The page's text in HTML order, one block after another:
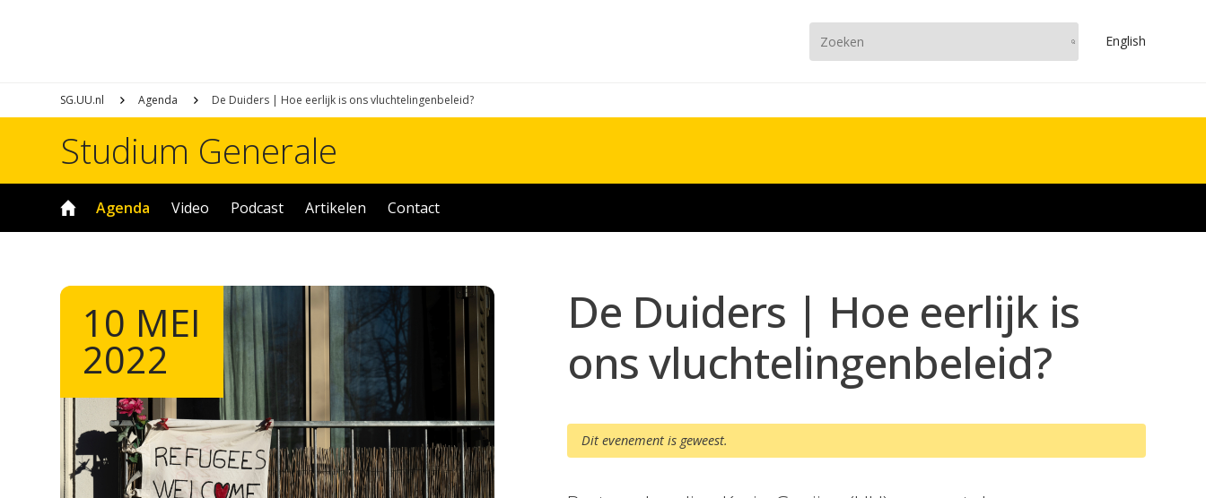
English
SG.UU.nl Agenda De Duiders | Hoe eerlijk is ons vluchtelingenbeleid?
Studium Generale
Agenda Video Podcast Artikelen Contact
10 MEI
2022
De Duiders | Hoe eerlijk is
ons vluchtelingenbeleid?
Dit evenement is geweest.